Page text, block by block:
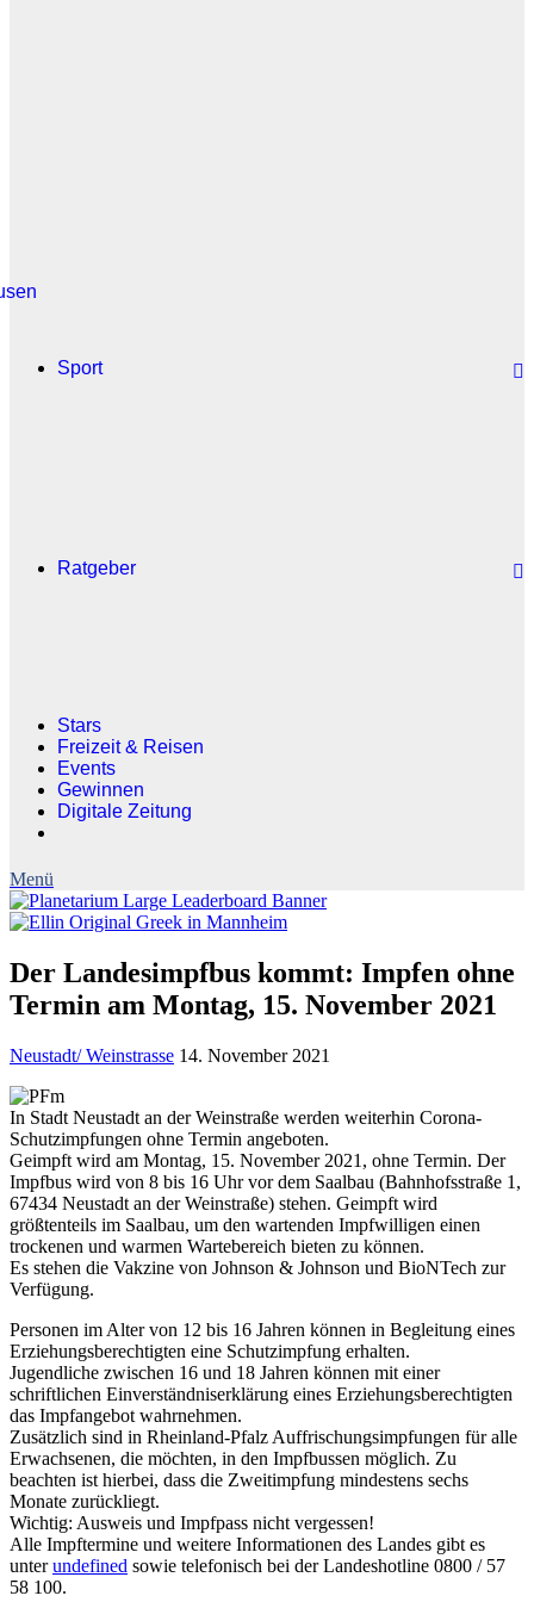
Sport
Ratgeber
Stars
Freizeit & Reisen
Events
Gewinnen
Digitale Zeitung
Der Landesimpfbus kommt: Impfen ohne
Termin am Montag, 15. November 2021
Neustadt/ Weinstrasse 14. November 2021
In Stadt Neustadt an der Weinstraße werden weiterhin Corona-
Schutzimpfungen ohne Termin angeboten.
Geimpft wird am Montag, 15. November 2021, ohne Termin. Der
Impfbus wird von 8 bis 16 Uhr vor dem Saalbau (Bahnhofsstraße 1,
67434 Neustadt an der Weinstraße) stehen. Geimpft wird
größtenteils im Saalbau, um den wartenden Impfwilligen einen
trockenen und warmen Wartebereich bieten zu können.
Es stehen die Vakzine von Johnson & Johnson und BioNTech zur
Verfügung.
Personen im Alter von 12 bis 16 Jahren können in Begleitung eines
Erziehungsberechtigten eine Schutzimpfung erhalten.
Jugendliche zwischen 16 und 18 Jahren können mit einer
schriftlichen Einverständniserklärung eines Erziehungsberechtigten
das Impfangebot wahrnehmen.
Zusätzlich sind in Rheinland-Pfalz Auffrischungsimpfungen für alle
Erwachsenen, die möchten, in den Impfbussen möglich. Zu
beachten ist hierbei, dass die Zweitimpfung mindestens sechs
Monate zurückliegt.
Wichtig: Ausweis und Impfpass nicht vergessen!
Alle Impftermine und weitere Informationen des Landes gibt es
unterundefined sowie telefonisch bei der Landeshotline 0800 / 57
58 100.